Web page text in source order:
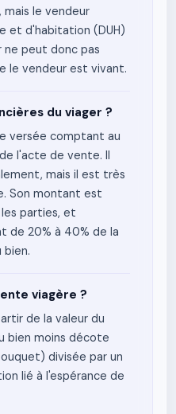
le vendeur
et d'habitation (DUH)
ne peut donc pas
le vendeur est vivant.
du viager ?
versée comptant au
l'acte de vente. Il
mais il est très
Son montant est
parties, et
de 20% à 40% de la
viagère ?
de la valeur du
bien moins décote
divisée par un
lié à l'espérance de